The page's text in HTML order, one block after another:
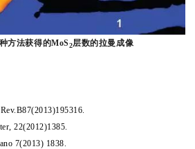
方法获得的MoS2层数的拉曼成像
22(2012)1385.
7(2013) 1838.